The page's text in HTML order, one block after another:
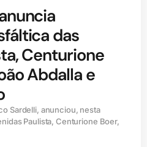
das
Centurione
Abdalla e
Sardelli, anunciou, nesta
Paulista, Centurione Boer,